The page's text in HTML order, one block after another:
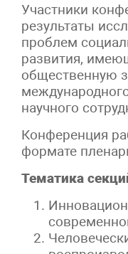
Участники
результаты
проблем
развития,
общественную
научного
Конференция
формате
Тематика